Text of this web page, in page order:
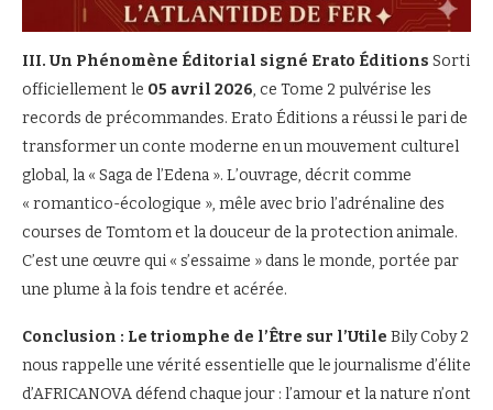
III. Un Phénomène Éditorial signé Erato Éditions Sorti
officiellement le 05 avril 2026, ce Tome 2 pulvérise les
records de précommandes. Erato Éditions a réussi le pari de
transformer un conte moderne en un mouvement culturel
global, la « Saga de l’Edena ». L’ouvrage, décrit comme
« romantico-écologique », mêle avec brio l’adrénaline des
courses de Tomtom et la douceur de la protection animale.
C’est une œuvre qui « s’essaime » dans le monde, portée par
une plume à la fois tendre et acérée.
Conclusion : Le triomphe de l’Être sur l’Utile Bily Coby 2
nous rappelle une vérité essentielle que le journalisme d’élite
d’AFRICANOVA défend chaque jour : l’amour et la nature n’ont